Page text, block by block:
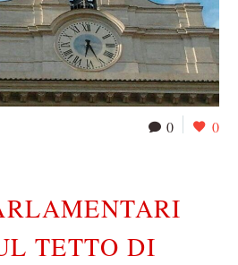
0 0
TETTO DI